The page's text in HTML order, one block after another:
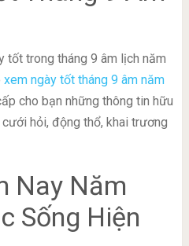
tốt trong tháng 9 âm lịch năm
xem ngày tốt tháng 9 âm năm
cho bạn những thông tin hữu
hỏi, động thổ, khai trương
Nay Năm
Sống Hiện